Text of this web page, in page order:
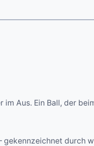
Aus. Ein Ball, der
gekennzeichnet durch